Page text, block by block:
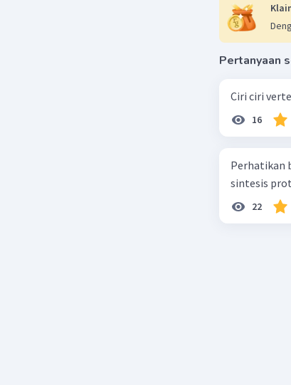
Pertanyaan
Ciri ciri
16
Perhatikan bagan
sintesis
22